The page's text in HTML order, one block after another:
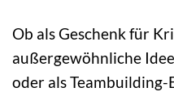
Ob als Geschenk für
außergewöhnliche
oder als